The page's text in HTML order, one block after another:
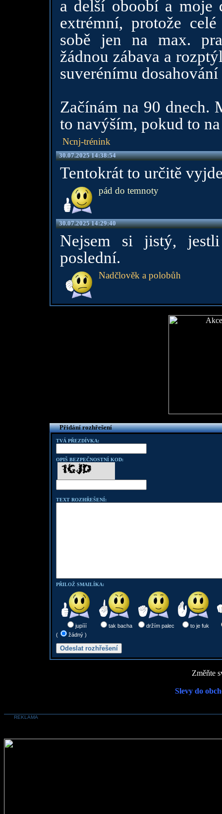
a delší oboobí a moje
extrémní, protože
sobě jen na max.
žádnou zábava a
suverénímu
Začínám na 90 dnech.
to navýším, pokud to
Ncnj-trénink
30.07.2025 14:38:54
Tentokrát to určitě
pád do temnoty
30.07.2025 14:29:40
Nejsem si jistý,
poslední.
Nadčlověk a polobůh
Přidání rozhřešení
TVÁ PŘEZDÍVKA:
OPIŠ BEZPEČNOSTNÍ KOD:
TEXT ROZHŘEŠENÍ:
PŘILOŽ SMAILÍKA:
jupííí tak bacha držím palec
to je fuk
(
žádný )
Změňte
Slevy do
REKLAMA